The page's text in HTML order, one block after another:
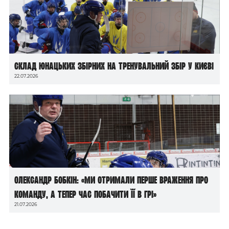
Склад юнацьких збірних на тренувальний збір у Києві
22.07.2026
Олександр Бобкін: «Ми отримали перше враження про
команду, а тепер час побачити її в грі»
21.07.2026